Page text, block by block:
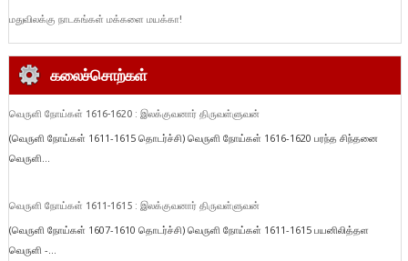
மதுவிலக்கு நாடகங்கள் மக்களை மயக்கா!
கலைச்சொற்கள்
வெருளி நோய்கள் 1616-1620 : இலக்குவனார் திருவள்ளுவன்
(வெருளி நோய்கள் 1611-1615 தொடர்ச்சி) வெருளி நோய்கள் 1616-1620 பரந்த சிந்தனை
வெருளி...
வெருளி நோய்கள் 1611-1615 : இலக்குவனார் திருவள்ளுவன்
(வெருளி நோய்கள் 1607-1610 தொடர்ச்சி) வெருளி நோய்கள் 1611-1615 பயனிலித்தள
வெருளி -...